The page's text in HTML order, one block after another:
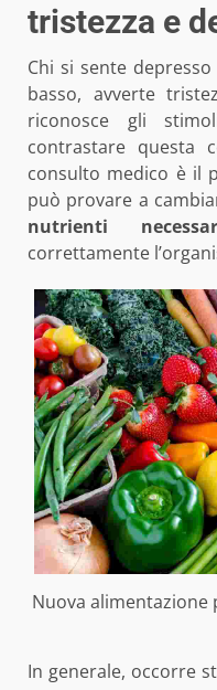
tristezza e
Chi si sente
basso, avverte
riconosce gli
contrastare questa
consulto medico è il
può provare a
nutrienti
correttamente
Nuova alimentazione
In generale, occorre